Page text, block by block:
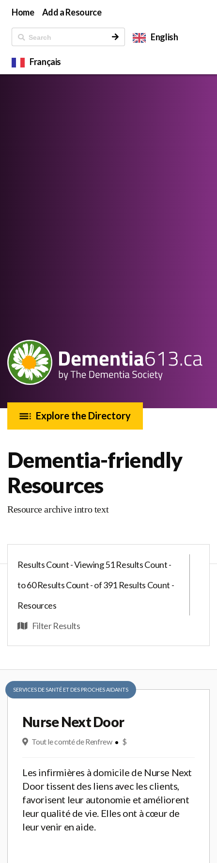
Home Add a Resource
English
Français
Explore the Directory
Dementia-friendly
Resources
Resource archive intro text
Results Count - Viewing 51 Results Count -
to 60 Results Count - of 391 Results Count -
Resources
SERVICES DE SANTÉ ET DES PROCHES AIDANTS
Nurse Next Door
Tout le comté de Renfrew $
Les infirmières à domicile de Nurse Next
Door tissent des liens avec les clients,
favorisent leur autonomie et améliorent
leur qualité de vie. Elles ont à cœur de
leur venir en aide.